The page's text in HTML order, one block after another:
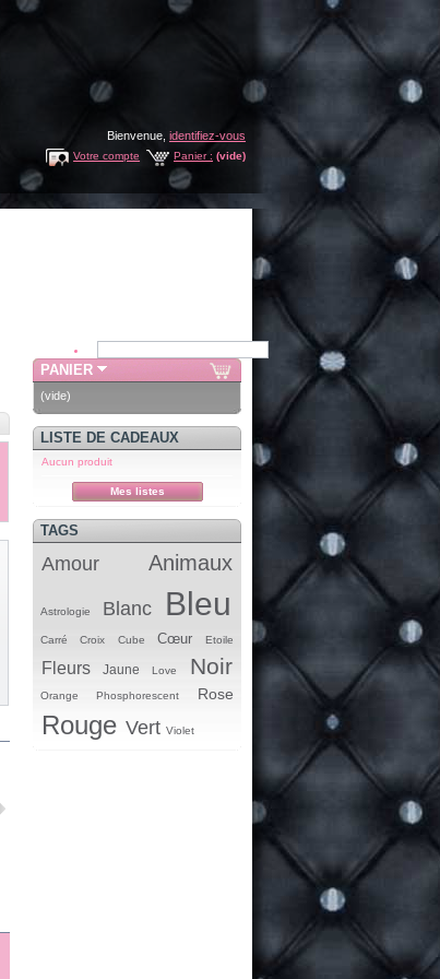
Bienvenue, identifiez-vous
Panier : (vide)
Votre compte
Perle... Perle...
PANIER
(vide)
LISTE DE CADEAUX
Aucun produit
Mes listes
TAGS
Amour Animaux
Astrologie Blanc Bleu
Carré Croix Cube Cœur Etoile
Fleurs Jaune Love Noir
Orange Phosphorescent Rose
Rouge Vert Violet